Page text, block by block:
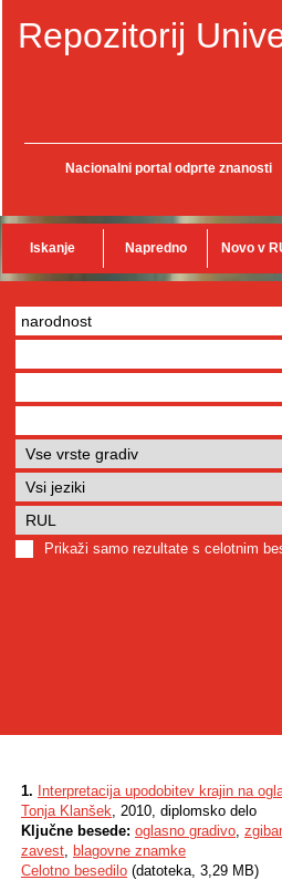
Repozitorij
Nacionalni portal odprte znanosti
Iskanje Napredno Novo v
Prikaži samo rezultate s celotnim
1. Interpretacija upodobitev krajin na
Tonja Klanšek, 2010, diplomsko delo
Ključne besede: oglasno gradivo,
zavest, blagovne znamke
Celotno besedilo (datoteka, 3,29 MB)